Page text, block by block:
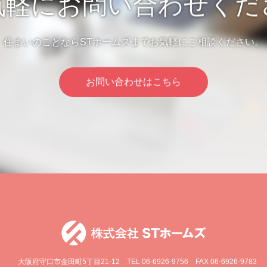
住まいのことならSTホームズまでお気軽にご相談ください。
お問い合わせはこちら
大阪府守口市金田町5丁目21-12 TEL 06-6926-9756 FAX 06-6926-9783